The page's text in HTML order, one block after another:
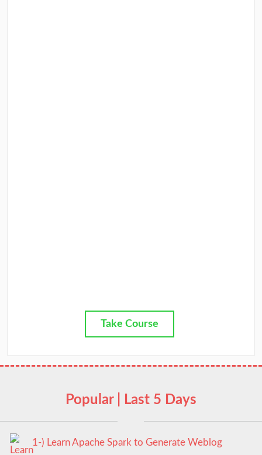
Take Course
Popular | Last 5 Days
1-) Learn Apache Spark to Generate Weblog